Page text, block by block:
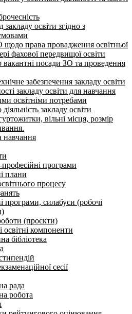
освіти згідно з
права провадження освітньої
фахової передвищої освіти
вакантні посади ЗО та проведення
забезпечення закладу освіти
закладу освіти для навчання
освітніми потребами
закладу освіти
вільні місця, розмір
навчання
програми
плани
процесу
програми, силабуси (робочі
(проєкти)
освітні компоненти
бібліотека
сесії
рада
робота